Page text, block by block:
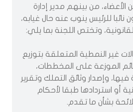
لا يزيد على 15 من الأعضاء، من بينهم مدير إدارة
نائبا للرئيس ينوب عنه حال غيابه،
وتختص اللجنة بما يلي:
غير النمطية المتعلقة بتوزيع
الموزعة على المخططات،
فيها، وإصدار وثائق التملك وتقرير
أو استردادها طبقا لأحكام
بشأن ما تقدم.